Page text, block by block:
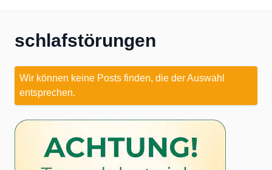
schlafstörungen
Wir können keine Posts finden, die der Auswahl
entsprechen.